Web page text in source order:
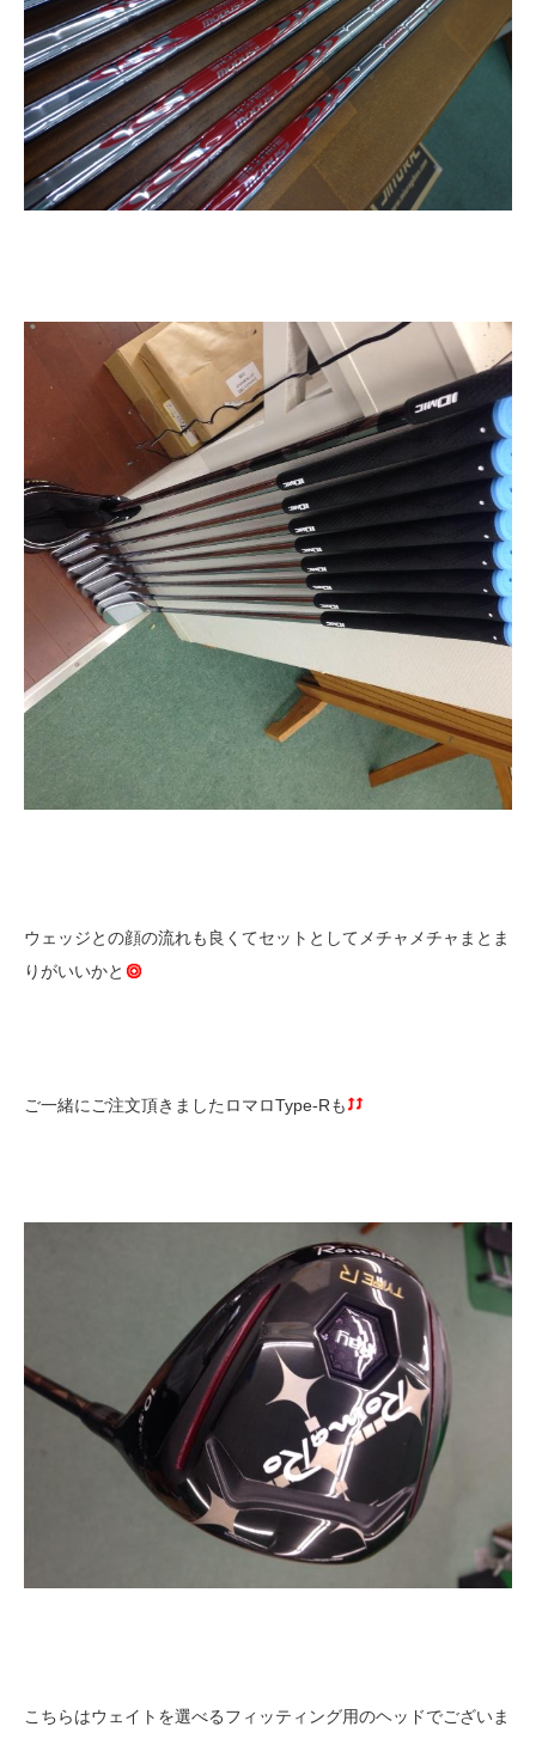
ウェッジとの顔の流れも良くてセットとしてメチャメチャまとま
りがいいかと
ご一緒にご注文頂きましたロマロType-Rも
こちらはウェイトを選べるフィッティング用のヘッドでございま